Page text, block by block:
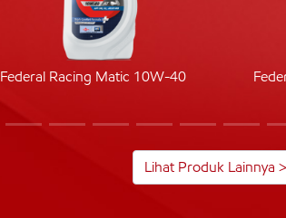
Federal Racing Matic 10W-40
Lihat Produk Lainnya